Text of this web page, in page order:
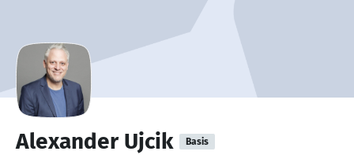
Alexander Ujcik Basis